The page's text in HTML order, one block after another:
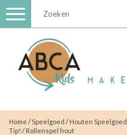
Toggle
navigation
Home / Speelgoed / Houten Speelgoed
Tip! / Rollenspel hout